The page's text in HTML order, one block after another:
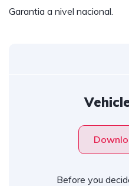
Garantia a nivel nacional.
Before you